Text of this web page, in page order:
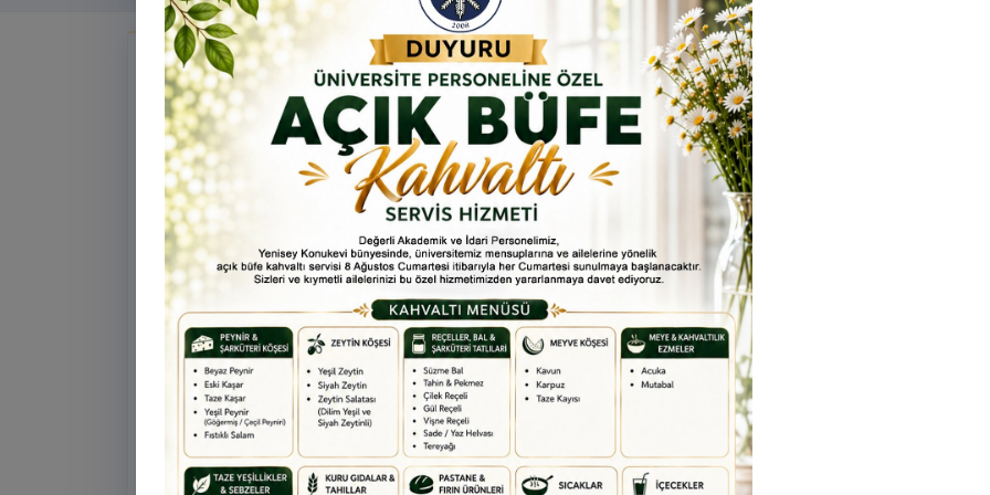
Türkiye Şampiyonası, 30-31
Temmuz 2026 tarihlerinde
Ardahan Üniversitesi Yenisey
Yerleşkesi ev sahipliğinde
tamamlandı.
Duyurular Tümü
Öne çıkan ÖNEMLI ÖĞRENCI
31 Temmuz 2026
Üniversitemize Yeni Kayıt Yaptıracak
Öğrencilerin Dikkatine!
Üniversitemize yeni kayıt yaptıracak
öğrencilerimiz kayıt ve genel bilgi almak için
0478 211 75 75 Dahili: 1913 nolu telefondan
ulaşabilirsiniz.
Öne çıkan BILGILENDIRME PERSONEL
16 Temmuz 2026
Uygulamalı Proje Yazma Eğitimi
Değerli Akademisyenlerimiz, Üniversitemiz
Etkinlikler